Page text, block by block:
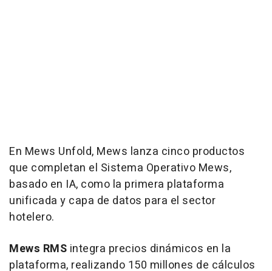
En Mews Unfold, Mews lanza cinco productos
que completan el Sistema Operativo Mews,
basado en IA, como la primera plataforma
unificada y capa de datos para el sector
hotelero.
Mews RMS integra precios dinámicos en la
plataforma, realizando 150 millones de cálculos